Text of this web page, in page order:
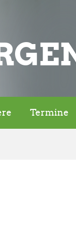
Termine